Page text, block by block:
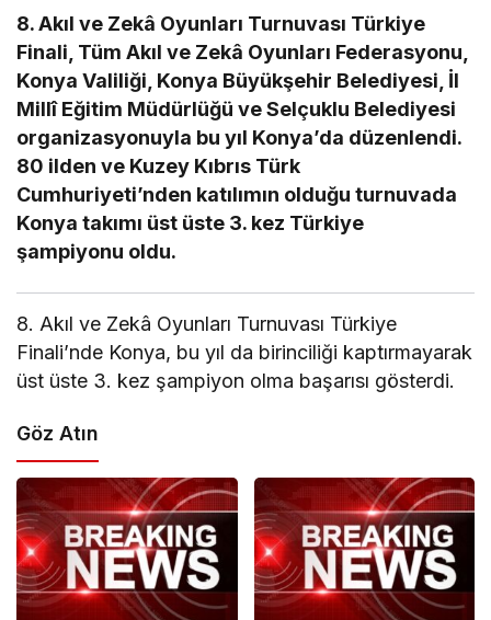
8. Akıl ve Zekâ Oyunları Turnuvası Türkiye
Finali, Tüm Akıl ve Zekâ Oyunları Federasyonu,
Konya Valiliği, Konya Büyükşehir Belediyesi, İl
Millî Eğitim Müdürlüğü ve Selçuklu Belediyesi
organizasyonuyla bu yıl Konya’da düzenlendi.
80 ilden ve Kuzey Kıbrıs Türk
Cumhuriyeti’nden katılımın olduğu turnuvada
Konya takımı üst üste 3. kez Türkiye
şampiyonu oldu.
8. Akıl ve Zekâ Oyunları Turnuvası Türkiye
Finali’nde Konya, bu yıl da birinciliği kaptırmayarak
üst üste 3. kez şampiyon olma başarısı gösterdi.
Göz Atın